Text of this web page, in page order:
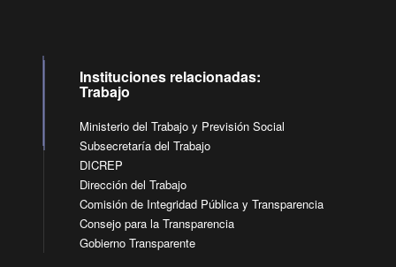
Instituciones relacionadas:
Trabajo
Ministerio del Trabajo y Previsión Social
Subsecretaría del Trabajo
DICREP
Dirección del Trabajo
Comisión de Integridad Pública y Transparencia
Consejo para la Transparencia
Gobierno Transparente